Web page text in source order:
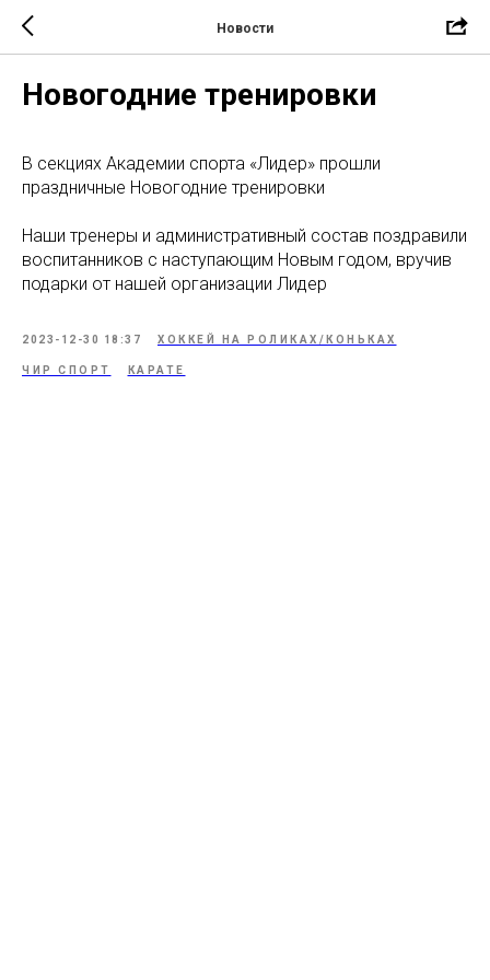
Новости
Новогодние тренировки
В секциях Академии спорта «Лидер» прошли
праздничные Новогодние тренировки
Наши тренеры и административный состав поздравили
воспитанников с наступающим Новым годом, вручив
подарки от нашей организации Лидер
2023-12-30 18:37 ХОККЕЙ НА РОЛИКАХ/КОНЬКАХ
ЧИР СПОРТ КАРАТЕ